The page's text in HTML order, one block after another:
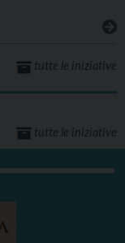
tutte le iniziative
tutte le iniziative